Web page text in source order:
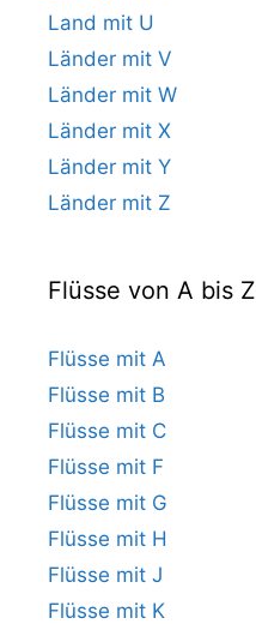
Land mit U
Länder mit V
Länder mit W
Länder mit X
Länder mit Y
Länder mit Z
Flüsse von A bis Z
Flüsse mit A
Flüsse mit B
Flüsse mit C
Flüsse mit F
Flüsse mit G
Flüsse mit H
Flüsse mit J
Flüsse mit K